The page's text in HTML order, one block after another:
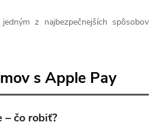
z najbezpečnejších spôsobov
s Apple Pay
čo robiť?